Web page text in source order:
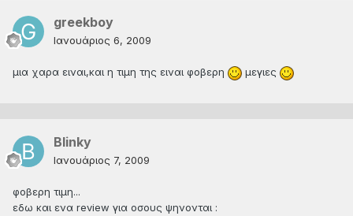
greekboy
Ιανουάριος 6, 2009
μια χαρα ειναι,και η τιμη της ειναι φοβερη μεγιες
Blinky
Ιανουάριος 7, 2009
φοβερη τιμη...
εδω και ενα review για οσους ψηνονται :